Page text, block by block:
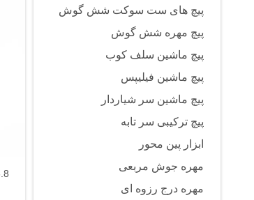
پیچ های ست سوکت شش گوش
پیچ مهره شش گوش
پیچ ماشین سلف کوب
پیچ ماشین فیلیپس
پیچ ماشین سر شیاردار
پیچ ترکیبی سر تابه
ابزار پین محور
مهره جوش مربعی
مهره درج رزوه ای